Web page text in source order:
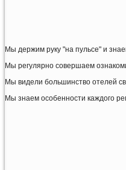
Мы держим руку "на пульсе" и
Мы регулярно совершаем
Мы видели большинство отелей
Мы знаем особенности каждого